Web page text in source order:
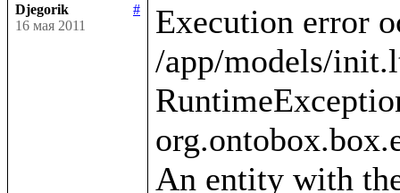
Djegorik
#
16 мая 2011
Execution error
/app/models/
An entity with